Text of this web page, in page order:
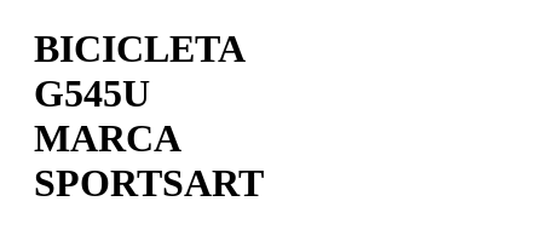
BICICLETA
G545U
MARCA
SPORTSART